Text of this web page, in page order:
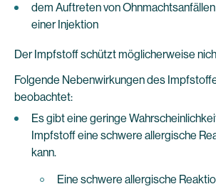
dem Auftreten von
einer Injektion
Der Impfstoff schützt möglicherweise
Folgende Nebenwirkungen des
beobachtet:
Es gibt eine geringe
Impfstoff eine schwere allergische
kann.
Eine schwere allergische